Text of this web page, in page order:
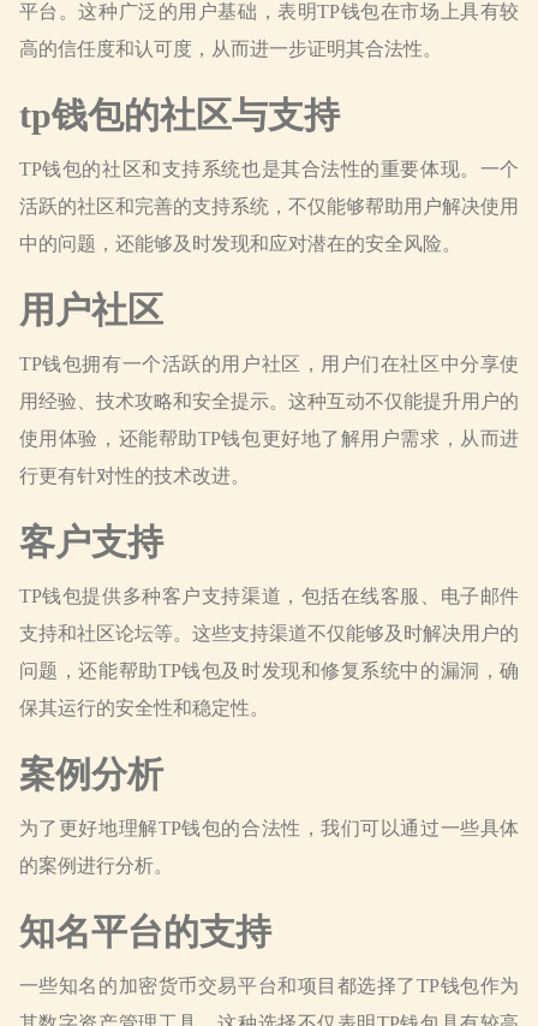
平台。这种广泛的用户基础，表明TP钱包在市场上具有较
高的信任度和认可度，从而进一步证明其合法性。
tp钱包的社区与支持
TP钱包的社区和支持系统也是其合法性的重要体现。一个
活跃的社区和完善的支持系统，不仅能够帮助用户解决使用
中的问题，还能够及时发现和应对潜在的安全风险。
用户社区
TP钱包拥有一个活跃的用户社区，用户们在社区中分享使
用经验、技术攻略和安全提示。这种互动不仅能提升用户的
使用体验，还能帮助TP钱包更好地了解用户需求，从而进
行更有针对性的技术改进。
客户支持
TP钱包提供多种客户支持渠道，包括在线客服、电子邮件
支持和社区论坛等。这些支持渠道不仅能够及时解决用户的
问题，还能帮助TP钱包及时发现和修复系统中的漏洞，确
保其运行的安全性和稳定性。
案例分析
为了更好地理解TP钱包的合法性，我们可以通过一些具体
的案例进行分析。
知名平台的支持
一些知名的加密货币交易平台和项目都选择了TP钱包作为